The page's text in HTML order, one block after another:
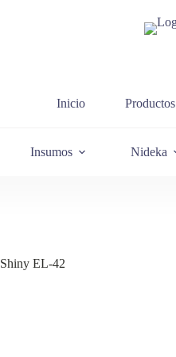
Inicio Productos
Insumos Nideka
Shiny EL-42